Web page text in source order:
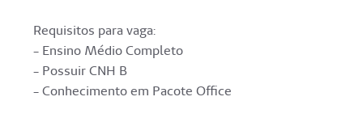
Requisitos para vaga:
- Ensino Médio Completo
- Possuir CNH B
- Conhecimento em Pacote Office